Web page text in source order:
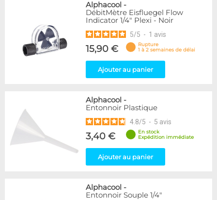
Alphacool -
DébitMètre Eisfluegel Flow
Indicator 1/4" Plexi - Noir
5/5 - 1 avis
15,90 €
Rupture
1 à 2 semaines de délai
Ajouter au panier
Alphacool -
Entonnoir Plastique
4.8/5 - 5 avis
3,40 €
En stock
Expédition immédiate
Ajouter au panier
Alphacool -
Entonnoir Souple 1/4"